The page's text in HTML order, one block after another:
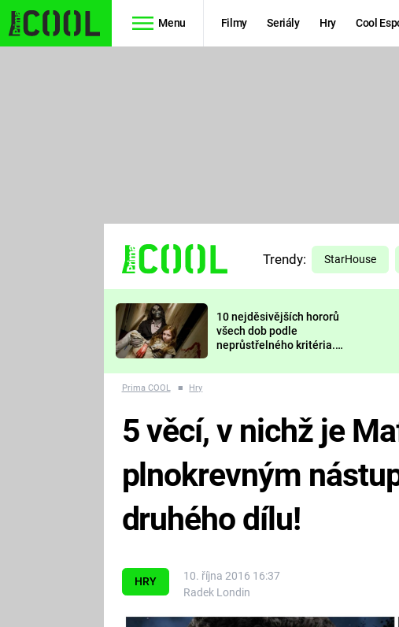
Menu Filmy Seriály Hry Cool
TŘESKU
FUTURAMA
PREDÁTOR
Trendy: StarHouse
10 nejděsivějších hororů
všech dob podle
neprůstřelného kritéria.
nejvíc zvednou tep?
Prima COOL ■ Hry
HRY
10. října 2016 16:37
Radek Londin
5 věcí, v nichž je
plnokrevným
druhého dílu!